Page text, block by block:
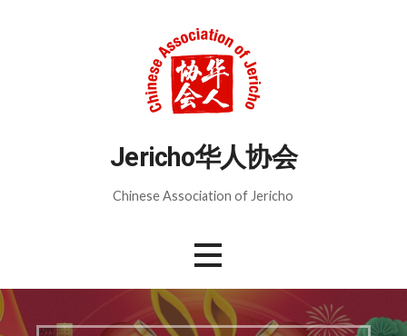
Jericho华人协会
Chinese Association of Jericho